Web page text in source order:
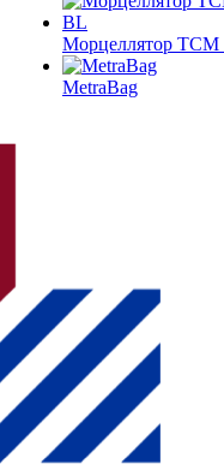
Морцеллятор ТСМ
MetraBag